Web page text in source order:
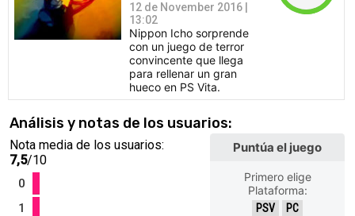
12 de November 2016 |
13:02
Nippon Icho sorprende
con un juego de terror
convincente que llega
para rellenar un gran
hueco en PS Vita.
Análisis y notas de los usuarios:
Nota media de los usuarios:
7,5/10
0
1
Puntúa el juego
Primero elige
Plataforma:
PSV PC